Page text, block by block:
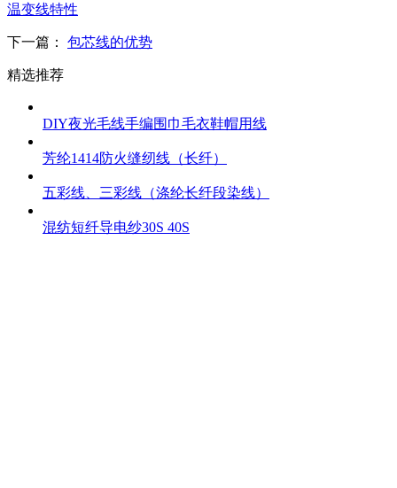
温变线特性
下一篇： 包芯线的优势
精选推荐
DIY夜光毛线手编围巾毛衣鞋帽用线
芳纶1414防火缝纫线（长纤）
五彩线、三彩线（涤纶长纤段染线）
混纺短纤导电纱30S 40S